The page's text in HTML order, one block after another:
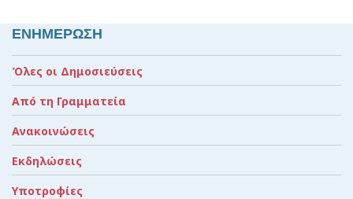
ΕΝΗΜΕΡΩΣΗ
Όλες οι Δημοσιεύσεις
Από τη Γραμματεία
Ανακοινώσεις
Εκδηλώσεις
Υποτροφίες